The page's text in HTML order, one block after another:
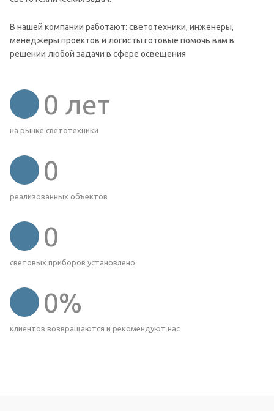
В нашей компании работают: светотехники, инженеры,
менеджеры проектов и логисты готовые помочь вам в
решении любой задачи в сфере освещения
0 лет
на рынке светотехники
0
реализованных объектов
0
световых приборов установлено
0%
клиентов возвращаются и рекомендуют нас